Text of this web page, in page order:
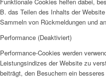
B. das Teilen des Inhalts der
Sammeln von Rückmeldungen und
Performance (Deaktiviert)
Performance-Cookies werden
Leistungsindizes der Website zu
beiträgt, den Besuchern ein